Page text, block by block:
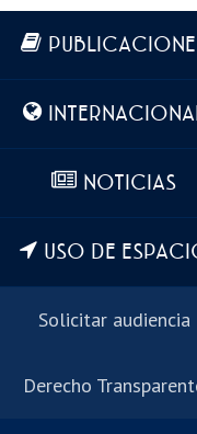
NOTICIAS
USO DE
Solicitar audiencia
Derecho